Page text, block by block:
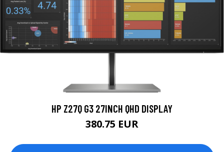
HP Z27Q G3 27INCH QHD DISPLAY
380.75 EUR